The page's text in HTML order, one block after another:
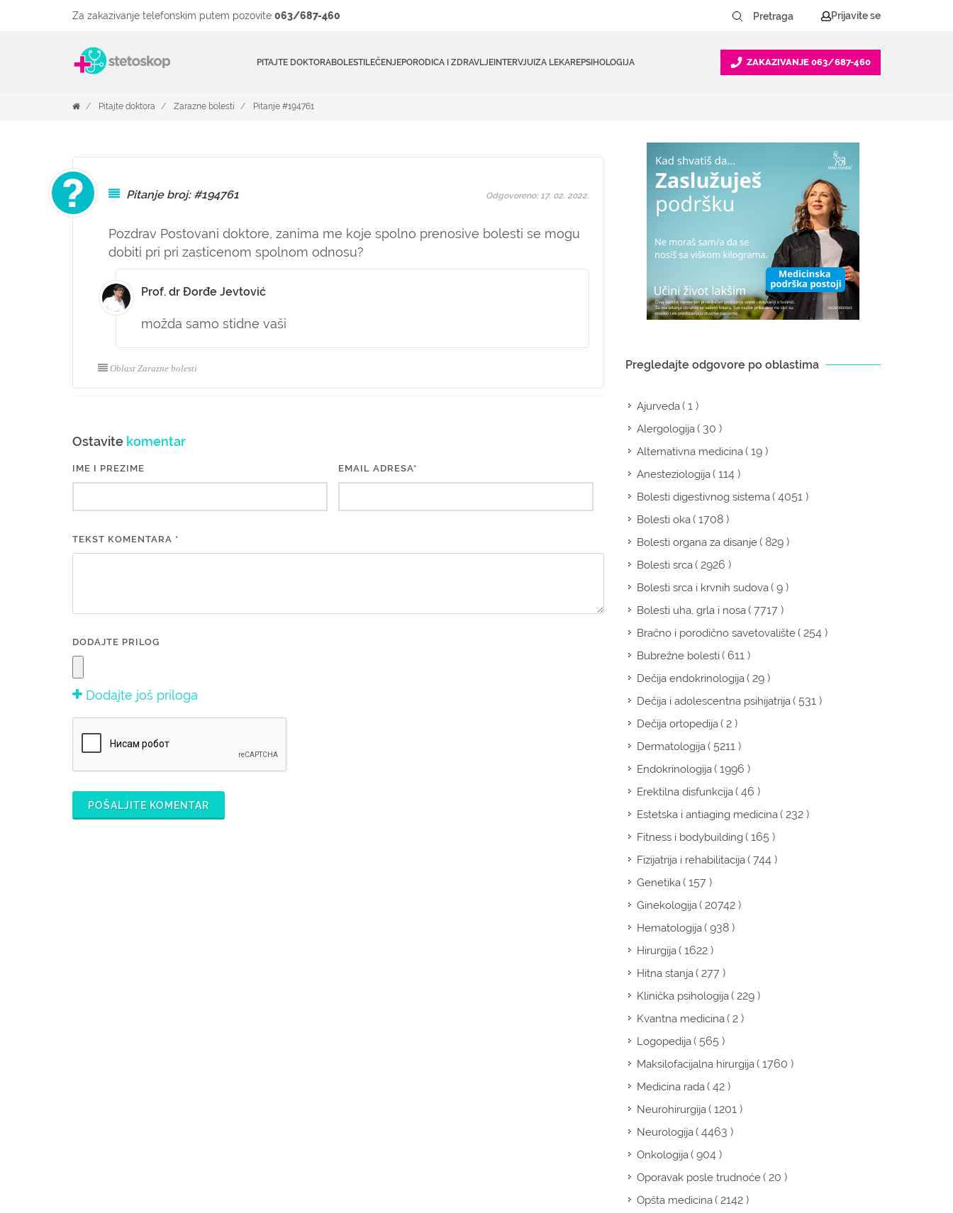
Za zakazivanje telefonskim putem pozovite 063/687-460 Prijavite se
PITAJTE DOKTORABOLESTILEČENJEPORODICA I ZDRAVLJEINTERVJUIZA LEKAREPSIHOLOGIJA ZAKAZIVANJE 063/687-460
Pitajte doktora Zarazne bolesti Pitanje #194761
Pitanje broj: #194761
Pozdrav Postovani doktore, zanima me koje spolno prenosive bolesti se mogu
dobiti pri pri zasticenom spolnom odnosu?
Odgovoreno: 17. 02. 2022.
Prof. dr Đorđe Jevtović
možda samo stidne vaši
Oblast Zarazne bolesti
Ostavite komentar
IME I PREZIME EMAIL ADRESA*
TEKST KOMENTARA *
DODAJTE PRILOG
Dodajte još priloga
POŠALJITE KOMENTAR
Pregledajte odgovore po oblastima
Ajurveda( 1 )
Alergologija( 30 )
Alternativna medicina( 19 )
Anesteziologija( 114 )
Bolesti digestivnog sistema( 4051 )
Bolesti oka( 1708 )
Bolesti organa za disanje( 829 )
Bolesti srca( 2926 )
Bolesti srca i krvnih sudova( 9 )
Bolesti uha, grla i nosa( 7717 )
Bračno i porodično savetovalište( 254 )
Bubrežne bolesti( 611 )
Dečija endokrinologija( 29 )
Dečija i adolescentna psihijatrija( 531 )
Dečija ortopedija( 2 )
Dermatologija( 5211 )
Endokrinologija( 1996 )
Erektilna disfunkcija( 46 )
Estetska i antiaging medicina( 232 )
Fitness i bodybuilding( 165 )
Fizijatrija i rehabilitacija( 744 )
Genetika( 157 )
Ginekologija( 20742 )
Hematologija( 938 )
Hirurgija( 1622 )
Hitna stanja( 277 )
Klinička psihologija( 229 )
Kvantna medicina( 2 )
Logopedija( 565 )
Maksilofacijalna hirurgija( 1760 )
Medicina rada( 42 )
Neurohirurgija( 1201 )
Neurologija( 4463 )
Onkologija( 904 )
Oporavak posle trudnoće( 20 )
Opšta medicina( 2142 )